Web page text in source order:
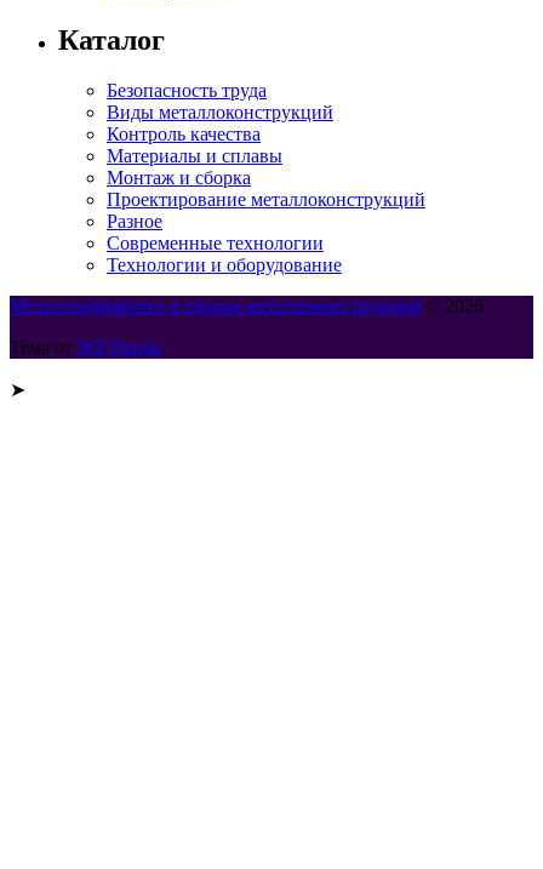
Каталог
Безопасность труда
Виды металлоконструкций
Контроль качества
Материалы и сплавы
Монтаж и сборка
Проектирование металлоконструкций
Разное
Современные технологии
Технологии и оборудование
Металлообработка и сборка металлоконструкций © 2026
Тема от WP Puzzle
➤